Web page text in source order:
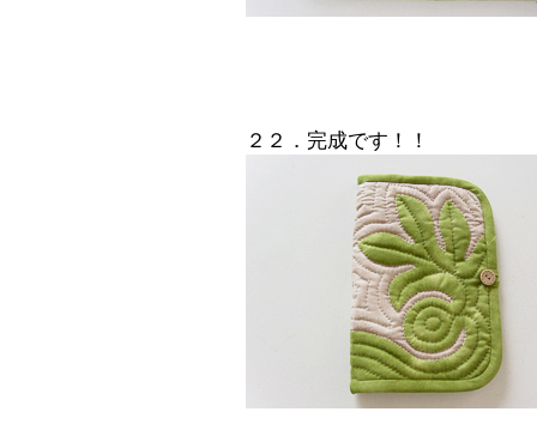
２２．完成です！！